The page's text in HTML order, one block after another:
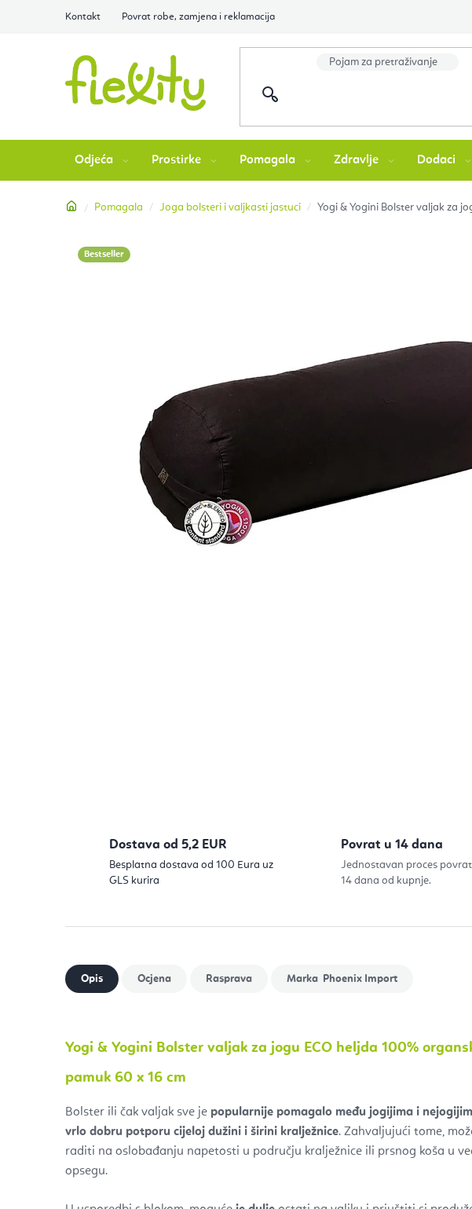
Kontakt Povrat robe, zamjena i reklamacija
Odjeća Prostirke Pomagala Zdravlje Dodaci
Početna
Pomagala Joga bolsteri i valjkasti jastuci Yogi & Yogini Bolster valjak za
Bestseller
Dostava od 5,2 EUR
Besplatna dostava od 100 Eura uz
GLS kurira
Povrat u 14 dana
Jednostavan proces
14 dana od kupnje.
Phoenix Import
Yogi & Yogini Bolster valjak za jogu ECO heljda 100%
pamuk 60 x 16 cm
Bolster ili čak valjak sve je popularnije pomagalo među jogijima i
vrlo dobru potporu cijeloj dužini i širini kralježnice. Zahvaljujući tome,
raditi na oslobađanju napetosti u području kralježnice ili prsnog koša u
opsegu.